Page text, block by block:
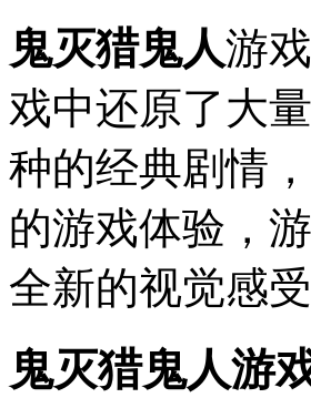
鬼灭猎鬼人游
戏中还原了大
种的经典剧情
的游戏体验，
全新的视觉感
鬼灭猎鬼人游